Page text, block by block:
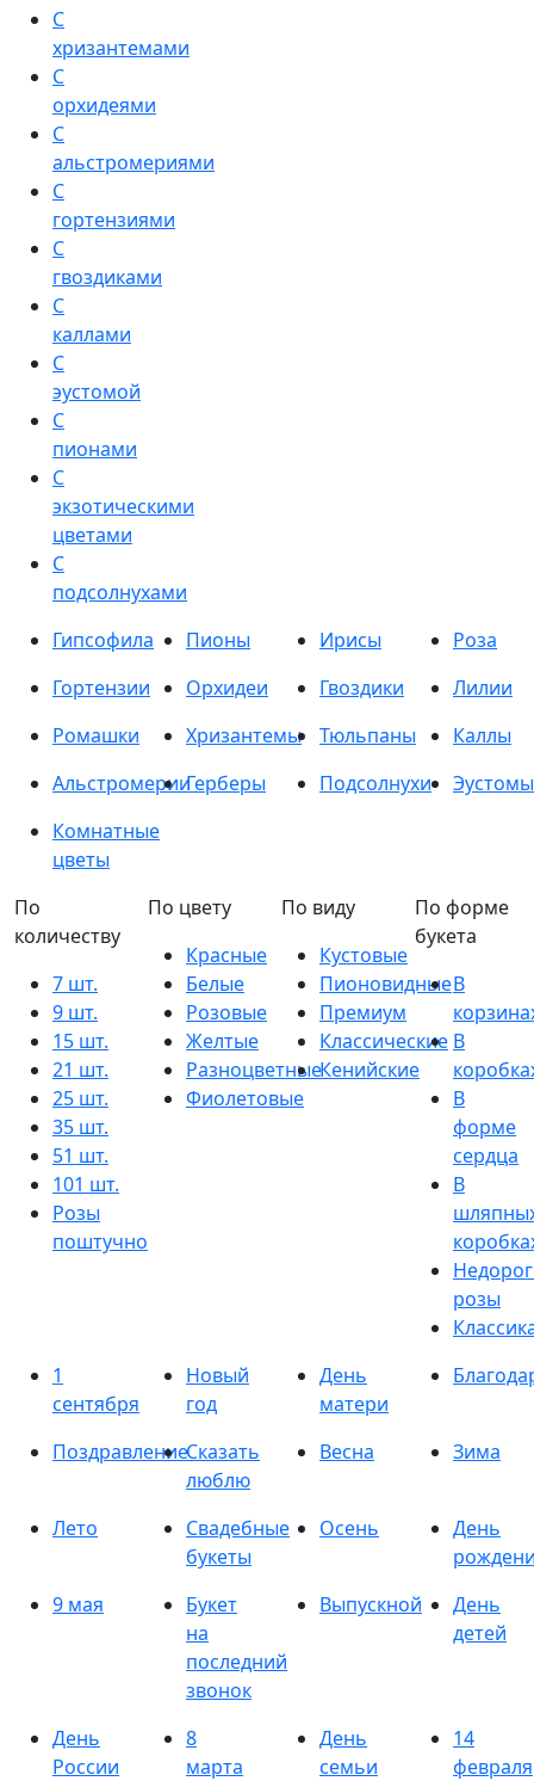
С
хризантемами
С
орхидеями
С
альстромериями
С
гортензиями
С
гвоздиками
С
каллами
С
эустомой
С
пионами
С
экзотическими
цветами
С
подсолнухами
Гипсофила
Пионы Ирисы
Роза
Гортензии
Орхидеи Гвоздики
Лилии
Ромашки
Хризантемы Тюльпаны
Каллы
АльстромерииГерберы Подсолнухи
Эустомы
Комнатные
цветы
По
количеству
7 шт.
9 шт.
15 шт.
21 шт.
25 шт.
35 шт.
51 шт.
101 шт.
Розы
поштучно
По цвету
Красные
Белые
Розовые
Желтые
Разноцветные
Фиолетовые
По виду
Кустовые
Пионовидные
Премиум
Классические
Кенийские
По форме
букета
В
В
В
форме
сердца
В
розы
1
сентября
Новый
год
День
матери
ПоздравлениеСказать
люблю
Весна Зима
Лето
Свадебные
букеты
Осень
День
9 мая
Букет
на
последний
звонок
Выпускной
День
детей
День
России
8
марта
День
семьи
14
февраля